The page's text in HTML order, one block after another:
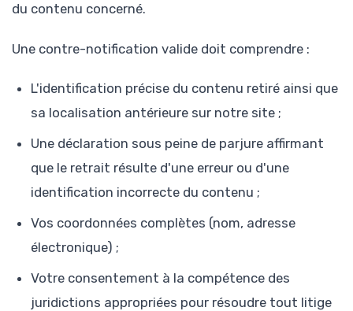
du contenu concerné.
Une contre-notification valide doit comprendre :
L'identification précise du contenu retiré ainsi que
sa localisation antérieure sur notre site ;
Une déclaration sous peine de parjure affirmant
que le retrait résulte d'une erreur ou d'une
identification incorrecte du contenu ;
Vos coordonnées complètes (nom, adresse
électronique) ;
Votre consentement à la compétence des
juridictions appropriées pour résoudre tout litige